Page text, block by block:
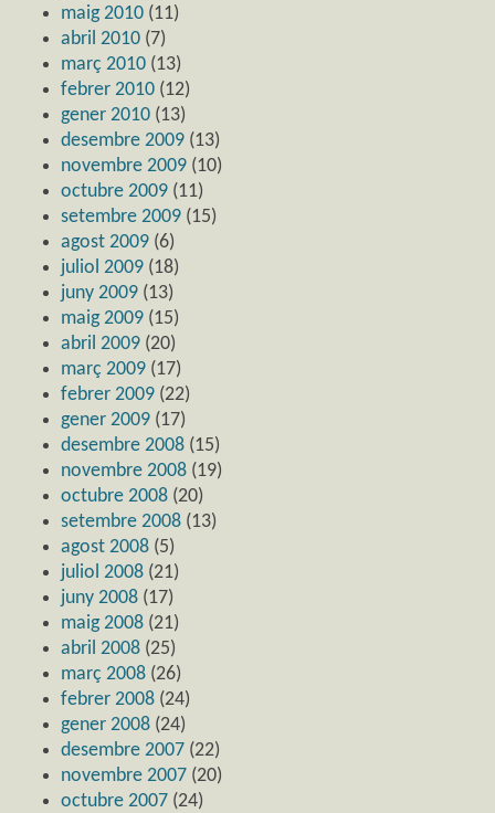
maig 2010 (11)
abril 2010 (7)
març 2010 (13)
febrer 2010 (12)
gener 2010 (13)
desembre 2009 (13)
novembre 2009 (10)
octubre 2009 (11)
setembre 2009 (15)
agost 2009 (6)
juliol 2009 (18)
juny 2009 (13)
maig 2009 (15)
abril 2009 (20)
març 2009 (17)
febrer 2009 (22)
gener 2009 (17)
desembre 2008 (15)
novembre 2008 (19)
octubre 2008 (20)
setembre 2008 (13)
agost 2008 (5)
juliol 2008 (21)
juny 2008 (17)
maig 2008 (21)
abril 2008 (25)
març 2008 (26)
febrer 2008 (24)
gener 2008 (24)
desembre 2007 (22)
novembre 2007 (20)
octubre 2007 (24)